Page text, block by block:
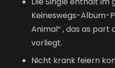
Keineswegs-Album-
Animal“ , das as part
vorliegt.
Nicht krank feiern